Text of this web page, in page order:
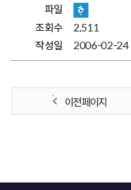
파일
조회수
2,511
작성일
2006-02-24
이전 페이지